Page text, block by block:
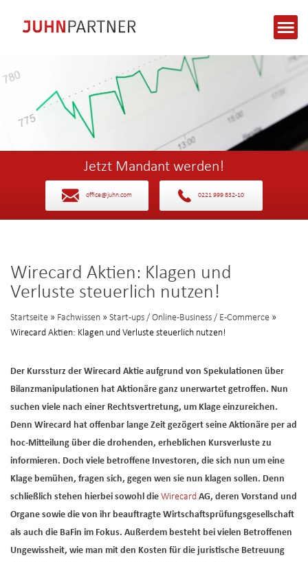
Jetzt Mandant werden!
office@juhn.com 0221 999 832-10
Wirecard Aktien: Klagen und
Verluste steuerlich nutzen!
Startseite » Fachwissen » Start-ups / Online-Business / E-Commerce »
Wirecard Aktien: Klagen und Verluste steuerlich nutzen!
Der Kurssturz der Wirecard Aktie aufgrund von Spekulationen über
Bilanzmanipulationen hat Aktionäre ganz unerwartet getroffen. Nun
suchen viele nach einer Rechtsvertretung, um Klage einzureichen.
Denn Wirecard hat offenbar lange Zeit gezögert seine Aktionäre per ad
hoc-Mitteilung über die drohenden, erheblichen Kursverluste zu
informieren. Doch viele betroffene Investoren, die sich nun um eine
Klage bemühen, fragen sich, gegen wen sie nun klagen sollen. Denn
schließlich stehen hierbei sowohl die Wirecard AG, deren Vorstand und
Organe sowie die von ihr beauftragte Wirtschaftsprüfungsgesellschaft
als auch die BaFin im Fokus. Außerdem besteht bei vielen Betroffenen
Ungewissheit, wie man mit den Kosten für die juristische Betreuung